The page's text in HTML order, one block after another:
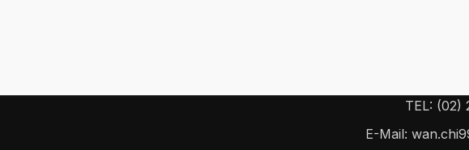
TEL: (02)
E-Mail: